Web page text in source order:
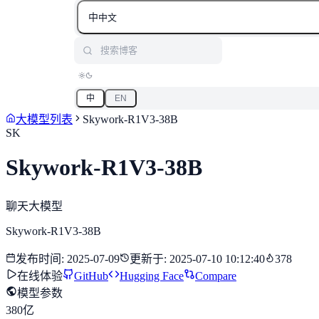
中中文
中 EN
大模型列表
Skywork-R1V3-38B
SK
Skywork-R1V3-38B
聊天大模型
Skywork-R1V3-38B
发布时间 : 2025-07-09 更新于: 2025-07-10 10:12:40
378
在线体验
GitHub Hugging Face
Compare
模型参数
380亿